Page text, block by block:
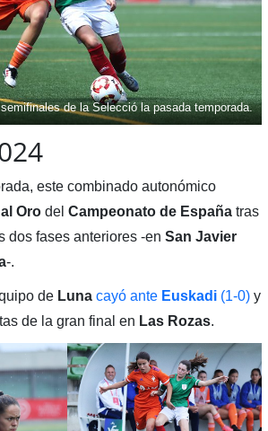
de la Selecció la pasada temporada.
este combinado autonómico
Oro del Campeonato de Españatras
dos fases anteriores -en San Javier
-.
de Luna cayó ante Euskadi(1-0) y
de la gran final en Las Rozas.